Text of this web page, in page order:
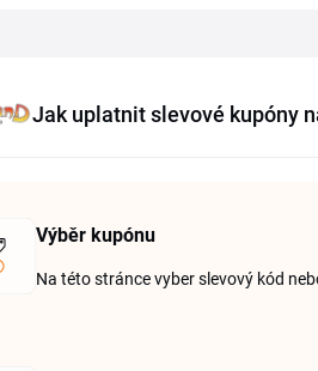
Jak uplatnit slevové kupóny
Výběr kupónu
Na této stránce vyber slevový kód